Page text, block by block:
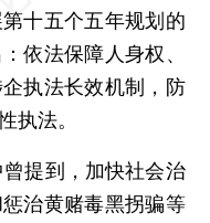
十五个五年规划的
依法保障人身权、
执法长效机制，防
执法。
提到，加快社会治
治黄赌毒黑拐骗等